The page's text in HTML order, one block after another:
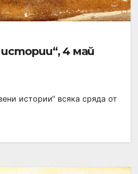
4 май
истории“ всяка сряда от